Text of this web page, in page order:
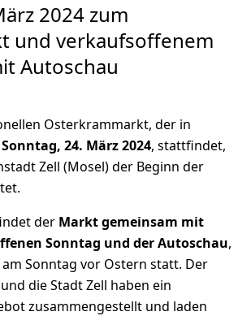
2024 zum
und verkaufsoffenem
Autoschau
Osterkrammarkt, der in
Sonntag, 24. März 2024, stattfindet,
Zell (Mosel) der Beginn der
der Markt gemeinsam mit
Sonntag und der Autoschau,
am Sonntag vor Ostern statt. Der
die Stadt Zell haben ein
zusammengestellt und laden